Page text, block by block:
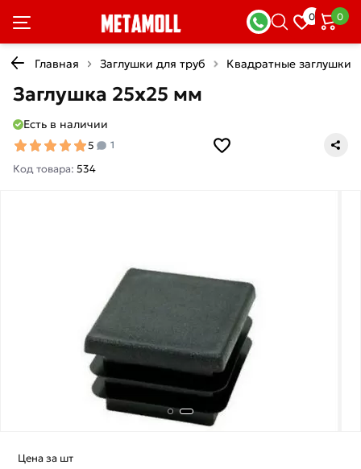
0 0
Главная Заглушки для труб Квадратные заглушки
Заглушка 25х25 мм
Есть в наличии
5 1
Код товара: 534
Цена за шт